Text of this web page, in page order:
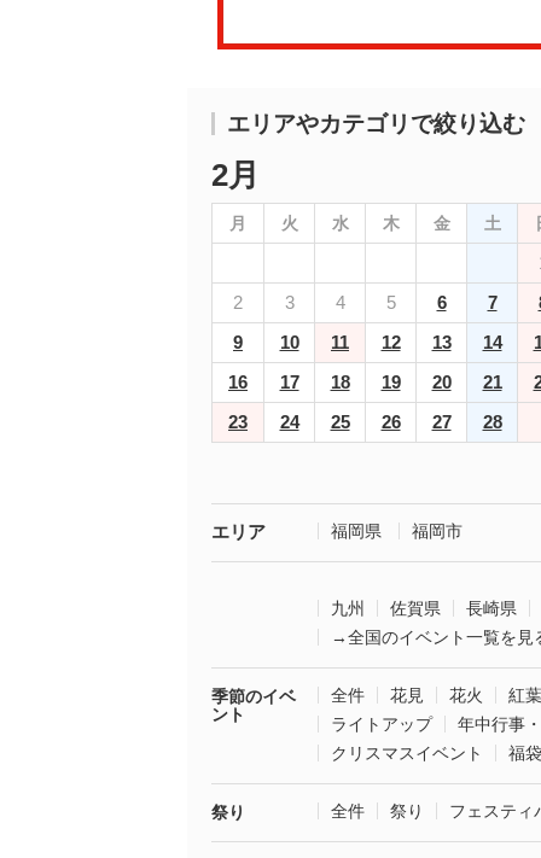
エリアやカテゴリで絞り込む
2月
月 火 水 木 金 土
2
3 4 5 6 7
9
10 11 12 13 14
16
17 18 19 20 21
23
24 25 26 27 28
エリア 福岡県 福岡市
九州 佐賀県
長崎県
→全国のイベント一覧を見
季節のイベ
ント
全件 花見 花火
紅葉
ライトアップ
年中行事
クリスマスイベント
福
祭り 全件 祭り フェスティ